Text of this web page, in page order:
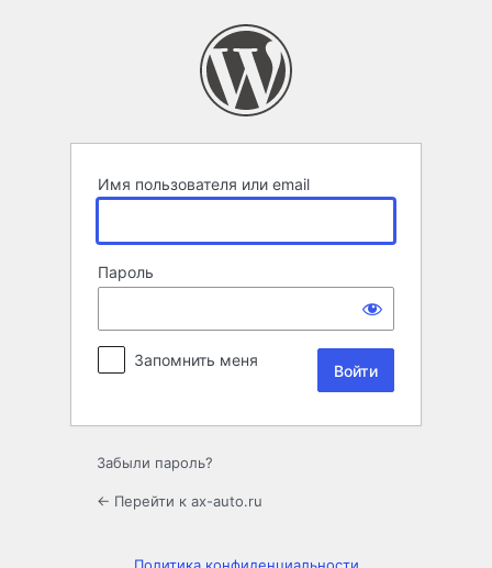
Имя пользователя или email
Пароль
Запомнить меня
Забыли пароль?
← Перейти к ax-auto.ru